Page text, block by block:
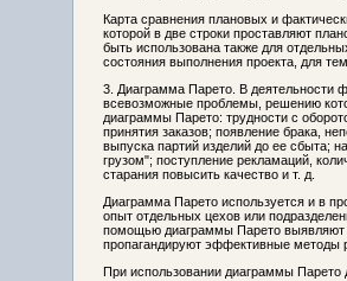
Карта сравнения плановых и
которой в две строки проставляют
быть использована также для
состояния выполнения проекта, для
3. Диаграмма Парето. В деятельности
всевозможные проблемы, решению
диаграммы Парето: трудности с
принятия заказов; появление брака,
выпуска партий изделий до ее сбыта;
грузом"; поступление рекламаций,
старания повысить качество и т. д.
Диаграмма Парето используется и в
опыт отдельных цехов или
помощью диаграммы Парето выявляют
пропагандируют эффективные методы
При использовании диаграммы Парето